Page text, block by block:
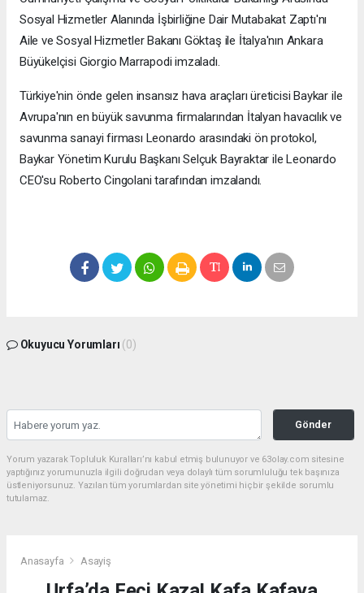
Sosyal Hizmetler Alanında İşbirliğine Dair Mutabakat Zaptı'nı
Aile ve Sosyal Hizmetler Bakanı Göktaş ile İtalya'nın Ankara
Büyükelçisi Giorgio Marrapodi imzaladı.
Türkiye'nin önde gelen insansız hava araçları üreticisi Baykar ile
Avrupa'nın en büyük savunma firmalarından İtalyan havacılık ve
savunma sanayi firması Leonardo arasındaki ön protokol,
Baykar Yönetim Kurulu Başkanı Selçuk Bayraktar ile Leonardo
CEO'su Roberto Cingolani tarafından imzalandı.
Okuyucu Yorumları (0)
Gönder
Yorum yazarak Topluluk Kuralları’nı kabul etmiş bulunuyor ve 63olay.com sitesine
yaptığınız yorumunuzla ilgili doğrudan veya dolaylı tüm sorumluluğu tek başınıza
üstleniyorsunuz. Yazılan tüm yorumlardan site yönetimi hiçbir şekilde sorumlu
tutulamaz.
Anasayfa Asayiş